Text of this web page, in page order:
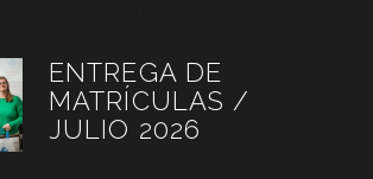
ENTREGA DE
MATRÍCULAS /
JULIO 2026